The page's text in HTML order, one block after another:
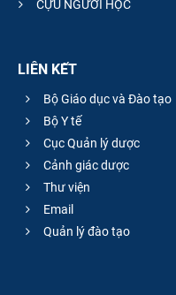
CỰU NGƯỜI HỌC
LIÊN KẾT
Bộ Giáo dục và Đào tạo
Bộ Y tế
Cục Quản lý dược
Cảnh giác dược
Thư viện
Email
Quản lý đào tạo